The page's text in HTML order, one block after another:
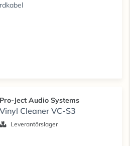
Pro-Ject Audio Systems
Vinyl Cleaner VC-S3
Leverantörslager